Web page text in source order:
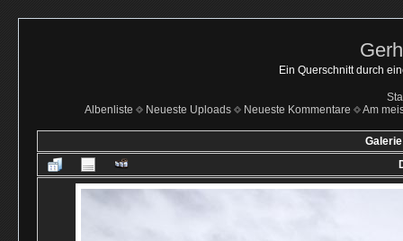
Ein Querschnitt durch
Albenliste
Neueste Uploads Neueste Kommentare Am
Galerie